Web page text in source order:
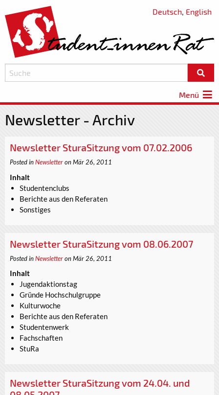
Deutsch, English
Menü
Newsletter - Archiv
Newsletter SturaSitzung vom 07.02.2006
Posted inNewsletteron Mär 26, 2011
Inhalt
Studentenclubs
Berichte aus den Referaten
Sonstiges
Newsletter SturaSitzung vom 08.06.2007
Posted inNewsletteron Mär 26, 2011
Inhalt
Jugendaktionstag
Gründe Hochschulgruppe
Kulturwoche
Berichte aus den Referaten
Studentenwerk
Fachschaften
StuRa
Newsletter SturaSitzung vom 24.04. und